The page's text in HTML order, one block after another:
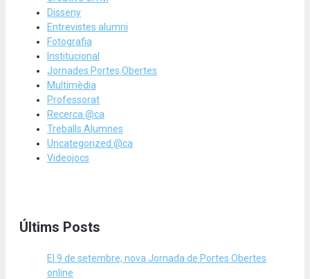
Disseny
Entrevistes alumni
Fotografia
Institucional
Jornades Portes Obertes
Multimèdia
Professorat
Recerca @ca
Treballs Alumnes
Uncategorized @ca
Videojocs
Últims Posts
El 9 de setembre, nova Jornada de Portes Obertes
online